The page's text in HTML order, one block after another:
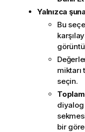
Yalnızca
Bu
seçin.
diyalog
bir